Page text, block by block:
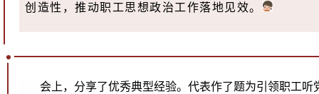
创造性，推动职工思想政治工作落地见效。
会上，分享了优秀典型经验。代表作了题为引领职工